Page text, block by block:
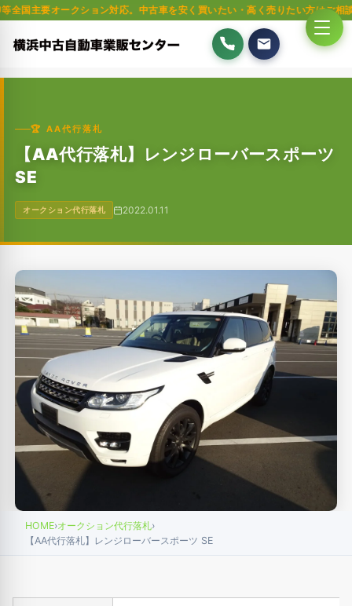
ション対応。中古車を安く買いたい・高く売りたい方はご相談ください
🏆 AA代行落札
【AA代行落札】レンジローバースポーツ
SE
オークション代行落札 2022.01.11
HOME›オークション代行落札›
【AA代行落札】レンジローバースポーツ SE